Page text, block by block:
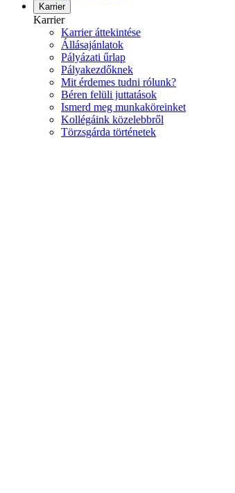
Karrier
Karrier
Karrier áttekintése
Állásajánlatok
Pályázati űrlap
Pályakezdőknek
Mit érdemes tudni rólunk?
Béren felüli juttatások
Ismerd meg munkaköreinket
Kollégáink közelebbről
Törzsgárda történetek